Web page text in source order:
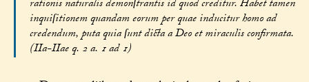
rationis naturalis demonſtrantis id quod creditur. Habet tamen
inquiſitionem quandam eorum per quae inducitur homo ad
credendum, puta quia ſunt dicta a Deo et miraculis confirmata.
(IIa-IIae q. 2 a. 1 ad 1)